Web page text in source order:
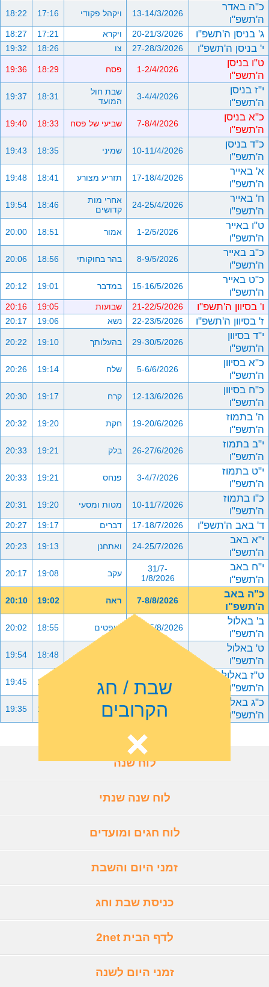
כ"ה באדר
ה'תשפ"ו
13-14/3/2026 ויקהל פקודי 17:16
18:22
ג' בניסן ה'תשפ"ו 20-21/3/2026 ויקרא 17:21
18:27
י' בניסן ה'תשפ"ו 27-28/3/2026 צו 18:26
19:32
ט"ו בניסן
ה'תשפ"ו
1-2/4/2026 פסח 18:29
19:36
י"ז בניסן
ה'תשפ"ו
3-4/4/2026
שבת חול
המועד
18:31
19:37
כ"א בניסן
ה'תשפ"ו
7-8/4/2026 שביעי של פסח 18:33
19:40
כ"ד בניסן
ה'תשפ"ו
10-11/4/2026 שמיני 18:35
19:43
א' באייר
ה'תשפ"ו
17-18/4/2026 תזריע מצורע 18:41
19:48
ח' באייר
ה'תשפ"ו
24-25/4/2026
אחרי מות
קדושים
18:46
19:54
ט"ו באייר
ה'תשפ"ו
1-2/5/2026 אמור 18:51
20:00
כ"ב באייר
ה'תשפ"ו
8-9/5/2026 בהר בחוקותי 18:56
20:06
כ"ט באייר
ה'תשפ"ו
15-16/5/2026 במדבר 19:01
20:12
ו' בסיוון ה'תשפ"ו 21-22/5/2026 שבועות 19:05
20:16
ז' בסיוון ה'תשפ"ו 22-23/5/2026 נשא 19:06
20:17
י"ד בסיוון
ה'תשפ"ו
29-30/5/2026 בהעלותך 19:10
20:22
כ"א בסיוון
ה'תשפ"ו
5-6/6/2026 שלח 19:14
20:26
כ"ח בסיוון
ה'תשפ"ו
12-13/6/2026 קרח 19:17
20:30
ה' בתמוז
ה'תשפ"ו
19-20/6/2026 חקת 19:20
20:32
י"ב בתמוז
ה'תשפ"ו
26-27/6/2026 בלק 19:21
20:33
י"ט בתמוז
ה'תשפ"ו
3-4/7/2026 פנחס 19:21
20:33
כ"ו בתמוז
ה'תשפ"ו
10-11/7/2026 מטות ומסעי 19:20
20:31
ד' באב ה'תשפ"ו 17-18/7/2026 דברים 19:17
20:27
י"א באב
ה'תשפ"ו
24-25/7/2026 ואתחנן 19:13
20:23
י"ח באב
ה'תשפ"ו
31/7-
1/8/2026
עקב 19:08
20:17
כ"ה באב
ה'תשפ"ו
7-8/8/2026 ראה 19:02
20:10
ב' באלול
ה'תשפ"ו
14-15/8/2026 שופטים 18:55
20:02
ט' באלול
ה'תשפ"ו
18:48
19:54
ט"ז באלול
ה'תשפ"ו
28-29/8/2026 כי תבוא 18:39
19:45
כ"ג באלול
ה'תשפ"ו
4-5/9/2026 ניצבים וילך 18:30
19:35
שבת / חג
הקרובים
לוח שנה
לוח שנה שנתי
לוח חגים ומועדים
זמני היום והשבת
כניסת שבת וחג
לדף הבית 2net
זמני היום לשנה